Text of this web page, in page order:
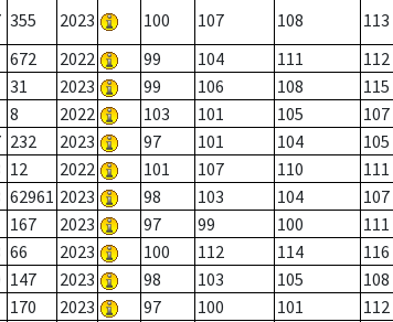
355 2023 100 107 108 113
672 2022 99 104 111 112
31 2023 99 106 108 115
8 2022 103 101 105 107
232 2023 97 101 104 105
12 2022 101 107 110 111
62961 2023 98 103 104 107
167 2023 97 99 100 111
66 2023 100 112 114 116
147 2023 98 103 105 108
170 2023 97 100 101 112